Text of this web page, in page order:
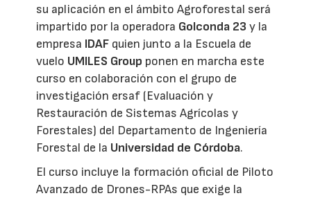
su aplicación en el ámbito Agroforestal será
impartido por la operadora Golconda 23 y la
empresa IDAF quien junto a la Escuela de
vuelo UMILES Group ponen en marcha este
curso en colaboración con el grupo de
investigación ersaf (Evaluación y
Restauración de Sistemas Agrícolas y
Forestales) del Departamento de Ingeniería
Forestal de la Universidad de Córdoba.
El curso incluye la formación oficial de Piloto
Avanzado de Drones-RPAs que exige la